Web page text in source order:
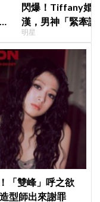
閃爆！Tiffany婚
漢，男神「緊牽
甜度超標
明星
「雙峰」呼之欲
型師出來謝罪